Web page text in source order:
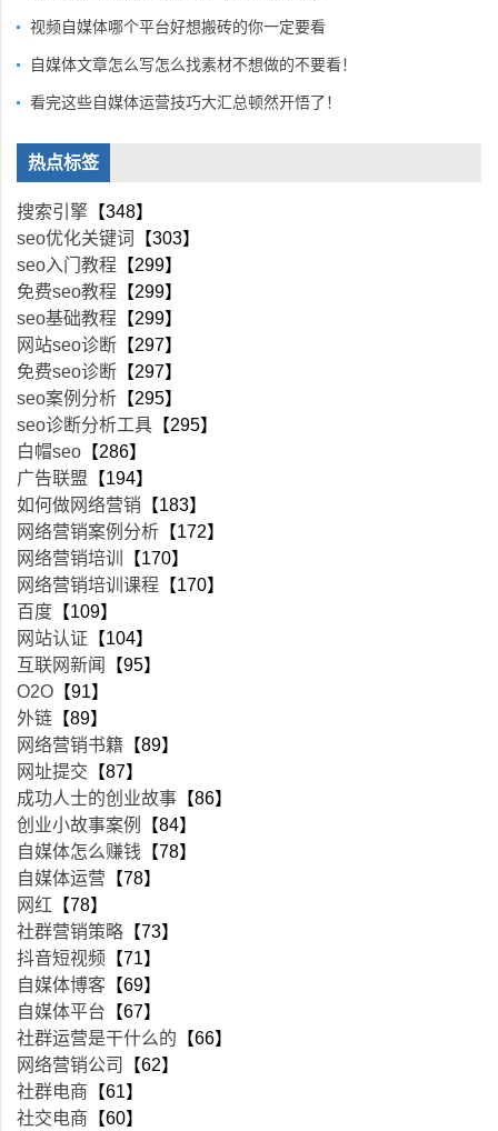
视频自媒体哪个平台好想搬砖的你一定要看
自媒体文章怎么写怎么找素材不想做的不要看！
看完这些自媒体运营技巧大汇总顿然开悟了！
热点标签
搜索引擎 【348】
seo优化关键词
【303】
seo入门教程 【299】
免费seo教程 【299】
seo基础教程 【299】
网站seo诊断 【297】
免费seo诊断 【297】
seo案例分析 【295】
seo诊断分析工具 【295】
白帽seo 【286】
广告联盟 【194】
如何做网络营销 【183】
网络营销案例分析 【172】
网络营销培训
【170】
网络营销培训课程 【170】
百度 【109】
网站认证 【104】
互联网新闻
【95】
O2O 【91】
外链 【89】
网络营销书籍 【89】
网址提交 【87】
成功人士的创业故事 【86】
创业小故事案例
【84】
自媒体怎么赚钱 【78】
自媒体运营 【78】
网红 【78】
社群营销策略 【73】
抖音短视频 【71】
自媒体博客 【69】
自媒体平台 【67】
社群运营是干什么的 【66】
网络营销公司
【62】
社群电商 【61】
社交电商 【60】